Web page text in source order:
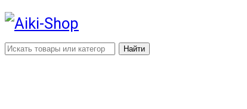
Найти